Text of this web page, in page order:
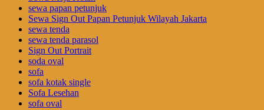
sewa papan petunjuk
Sewa Sign Out Papan Petunjuk Wilayah Jakarta
sewa tenda
sewa tenda parasol
Sign Out Portrait
soda oval
sofa
sofa kotak single
Sofa Lesehan
sofa oval